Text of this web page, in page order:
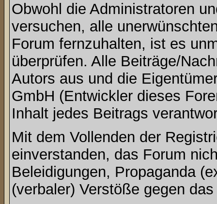
Obwohl die Administratoren
versuchen, alle
Forum fernzuhalten, ist es
überprüfen. Alle Beiträge/
Autors aus und die
GmbH (Entwickler dieses
Inhalt jedes Beitrags
Mit dem Vollenden der
einverstanden, das Forum
Beleidigungen, Propaganda
(verbaler) Verstöße gegen